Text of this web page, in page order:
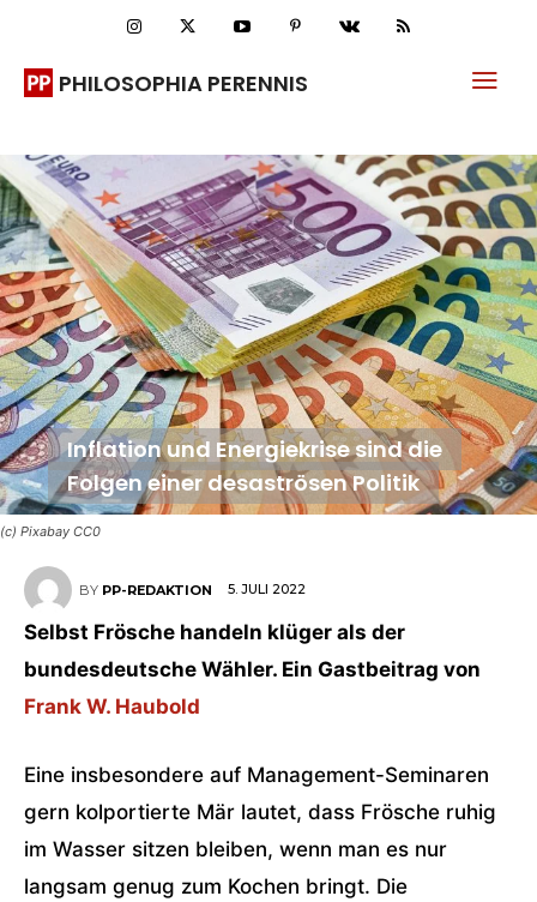
PHILOSOPHIA PERENNIS
(c) Pixabay CC0
Inflation und Energiekrise sind die
Folgen einer desaströsen Politik
BY PP-REDAKTION 5. JULI 2022
Selbst Frösche handeln klüger als der
bundesdeutsche Wähler. Ein Gastbeitrag von
Frank W. Haubold
Eine insbesondere auf Management-Seminaren
gern kolportierte Mär lautet, dass Frösche ruhig
im Wasser sitzen bleiben, wenn man es nur
langsam genug zum Kochen bringt. Die